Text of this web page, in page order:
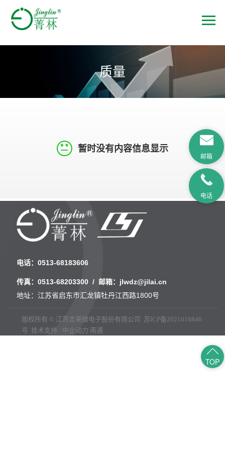
质量
暂时没有内容信息显示
电话：0513-68183606
传真：0513-68203300 / 邮箱： jlwdz@jilai.cn
地址：江苏省启东市汇龙镇牡丹江西路1800号
邮箱
电话
TOP
版权所有 © 江苏吉莱微电子股份有限公司 苏ICP备2021018846
号 技术支持 · 中企动力 南通